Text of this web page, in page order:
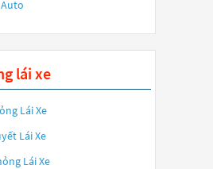
lái xe
Lái Xe
Lái Xe
Lái Xe